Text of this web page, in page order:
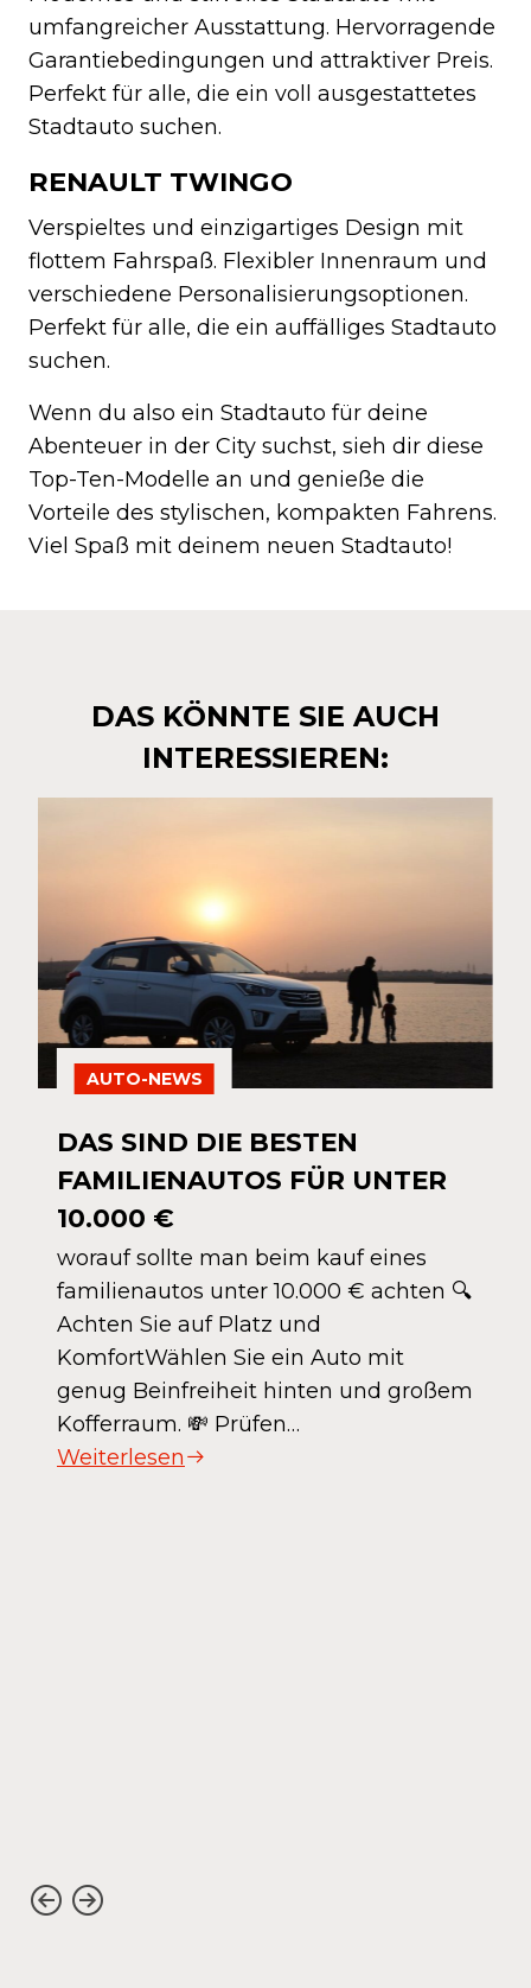
umfangreicher Ausstattung. Hervorragende
Garantiebedingungen und attraktiver Preis.
Perfekt für alle, die ein voll ausgestattetes
Stadtauto suchen.
RENAULT TWINGO
Verspieltes und einzigartiges Design mit
flottem Fahrspaß. Flexibler Innenraum und
verschiedene Personalisierungsoptionen.
Perfekt für alle, die ein auffälliges Stadtauto
suchen.
Wenn du also ein Stadtauto für deine
Abenteuer in der City suchst, sieh dir diese
Top-Ten-Modelle an und genieße die
Vorteile des stylischen, kompakten Fahrens.
Viel Spaß mit deinem neuen Stadtauto!
DAS KÖNNTE SIE AUCH
INTERESSIEREN:
AUTO-NEWS
DAS SIND DIE BESTEN
FAMILIENAUTOS FÜR UNTER
10.000 €
worauf sollte man beim kauf eines
familienautos unter 10.000 € achten 🔍
Achten Sie auf Platz und
KomfortWählen Sie ein Auto mit
genug Beinfreiheit hinten und großem
Kofferraum. 💸 Prüfen…
Weiterlesen